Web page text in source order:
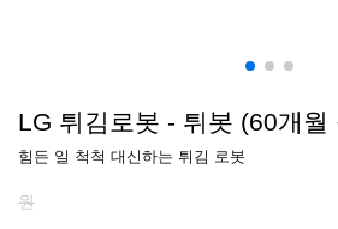
LG 튀김로봇 - 튀봇 (60개월
힘든 일 척척 대신하는 튀김 로봇
원